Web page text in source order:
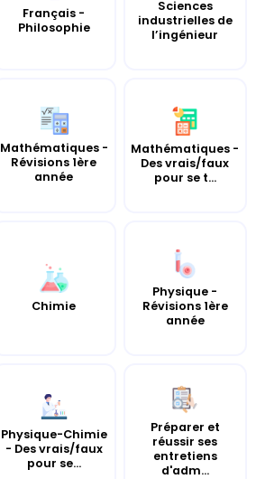
Français -
Philosophie
Sciences
industrielles de
l’ingénieur
Mathématiques -
Révisions 1ère
année
Mathématiques -
Des vrais/faux
pour se t...
Chimie
Physique -
Révisions 1ère
année
Physique-Chimie
- Des vrais/faux
pour se...
Préparer et
réussir ses
entretiens
d'adm...